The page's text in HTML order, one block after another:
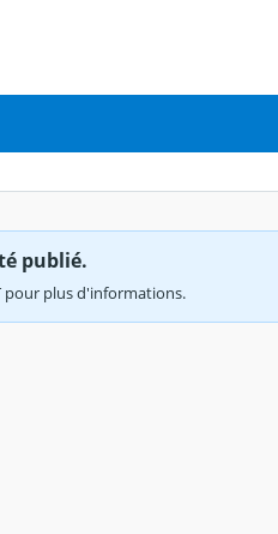
publié.
pour plus d'informations.